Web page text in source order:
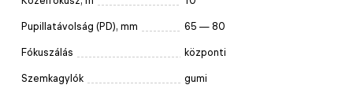
Pupillatávolság (PD), mm 65 — 80
Fókuszálás központi
Szemkagylók gumi